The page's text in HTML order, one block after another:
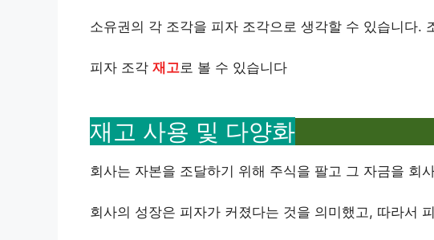
소유권의 각 조각을 피자 조각으로 생각할 수 있습니다.
피자 조각 재고 로 볼 수 있습니다
재고 사용 및 다양화
회사는 자본을 조달하기 위해 주식을 팔고 그 자금을 회
회사의 성장은 피자가 커졌다는 것을 의미했고, 따라서